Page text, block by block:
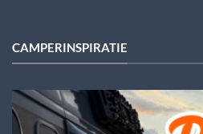
CAMPERINSPIRATIE